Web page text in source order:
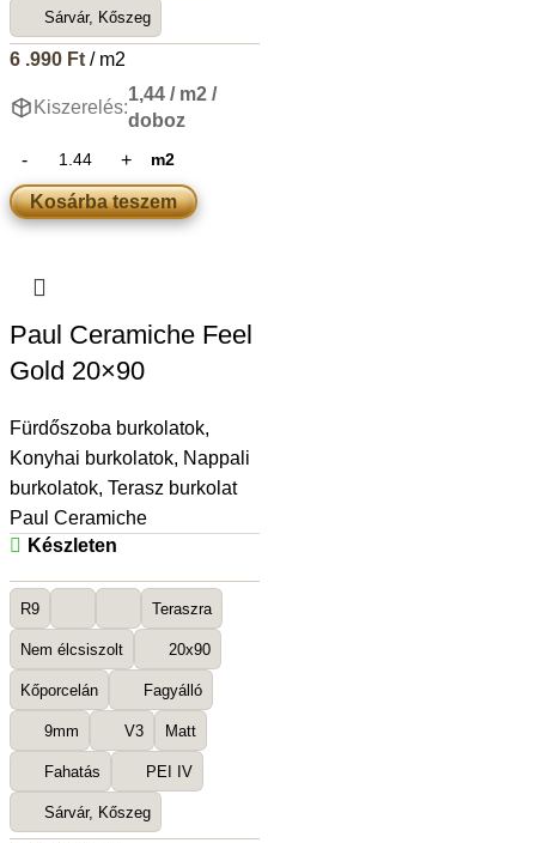
Sárvár, Kőszeg
6 .990 Ft/ m2
Kiszerelés:
1,44 / m2 /
doboz
m2
Kosárba teszem
Paul Ceramiche Feel
Gold 20×90
Fürdőszoba burkolatok,
Konyhai burkolatok, Nappali
burkolatok, Terasz burkolat
Paul Ceramiche
Készleten
R9 Teraszra
Nem élcsiszolt 20x90
Kőporcelán Fagyálló
9mm V3 Matt
Fahatás PEI IV
Sárvár, Kőszeg